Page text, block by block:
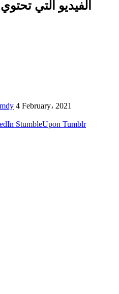
الفيديو التي
4 February، 2021
StumbleUpon Tumblr